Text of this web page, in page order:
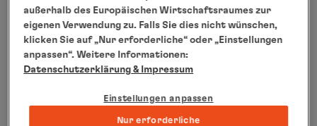
04.05.2026
außerhalb des Europäischen Wirtschaftsraumes zur
eigenen Verwendung zu. Falls Sie dies nicht wünschen,
klicken Sie auf „Nur erforderliche“ oder „Einstellungen
anpassen“. Weitere Informationen:
Datenschutzerklärung & Impressum
Einstellungen anpassen
Nur erforderliche